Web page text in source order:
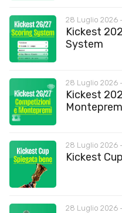
28 Luglio 2026
Kickest
System
28 Luglio 2026
Kickest
28 Luglio 2026
Kickest
28 Luglio 2026